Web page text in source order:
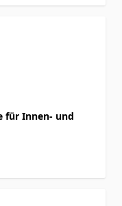
für Innen- und